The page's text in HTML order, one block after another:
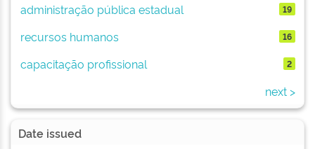
administração pública estadual 19
recursos humanos 16
capacitação profissional 2
next >
Date issued